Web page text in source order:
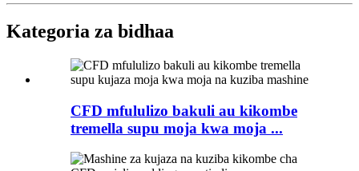
Kategoria za bidhaa
CFD mfululizo bakuli au kikombe
tremella supu moja kwa moja ...